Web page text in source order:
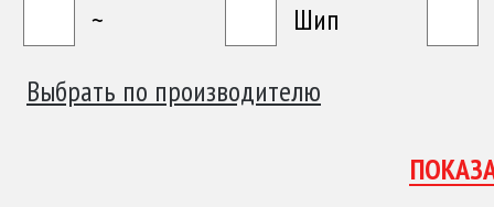
~
Шип
Выбрать по производителю